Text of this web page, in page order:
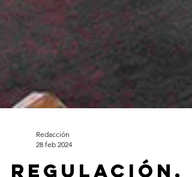
28 feb 2024